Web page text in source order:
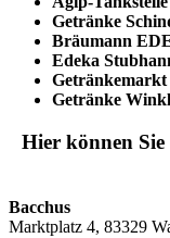
Getränke
Bräumann
Edeka
Getränke
Hier können Sie
Bacchus
Marktplatz 4, 83329